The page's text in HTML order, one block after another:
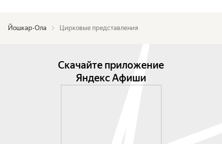
Йошкар-Ола Цирковые представления
Скачайте приложение
Яндекс Афиши